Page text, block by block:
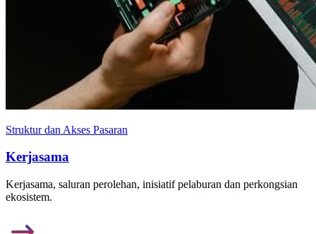
Struktur dan Akses Pasaran
Kerjasama
Kerjasama, saluran perolehan, inisiatif pelaburan dan perkongsian
ekosistem.